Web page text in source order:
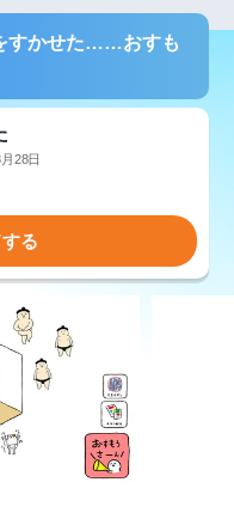
すかせた……おすも
28日
る